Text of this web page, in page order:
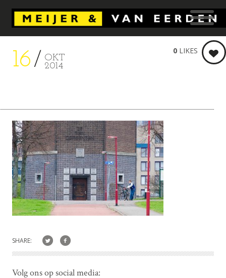
16
OKT
2014
0 LIKES
SHARE:
Volg ons op social media: